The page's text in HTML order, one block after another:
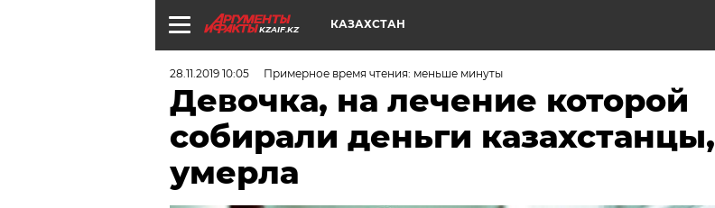
KZAIF.KZ КАЗАХСТАН
28.11.2019 10:05 Примерное время чтения: меньше минуты
Девочка, на лечение которой
собирали деньги казахстанцы,
умерла